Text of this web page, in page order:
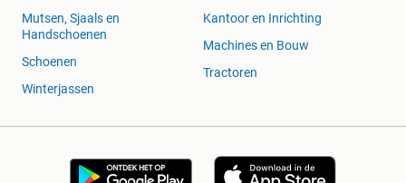
Mutsen, Sjaals en
Handschoenen
Schoenen
Winterjassen
Kantoor en Inrichting
Machines en Bouw
Tractoren